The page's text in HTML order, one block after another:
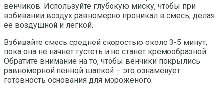
венчиков. Используйте глубокую миску, чтобы при
взбивании воздух равномерно проникал в смесь, делая
ее воздушной и легкой.
Взбивайте смесь средней скоростью около 3-5 минут,
пока она не начнет густеть и не станет кремообразной.
Обратите внимание на то, чтобы венчики покрылись
равномерной пенной шапкой – это ознаменует
готовность основания для мороженого.